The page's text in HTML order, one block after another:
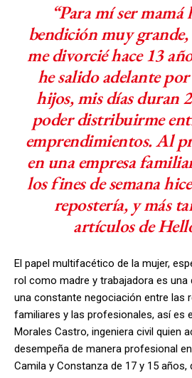
“Para mí ser mamá
bendición muy
me divorcié hace 13
he salido adelante
hijos, mis días duran
poder distribuirme
emprendimientos. Al
en una empresa
los fines de semana
repostería, y más
artículos de
El papel multifacético de la mujer,
rol como madre y trabajadora es una
una constante negociación entre las
familiares y las profesionales, así es
Morales Castro, ingeniera civil quien
desempeña de manera profesional
Camila y Constanza de 17 y 15 años,